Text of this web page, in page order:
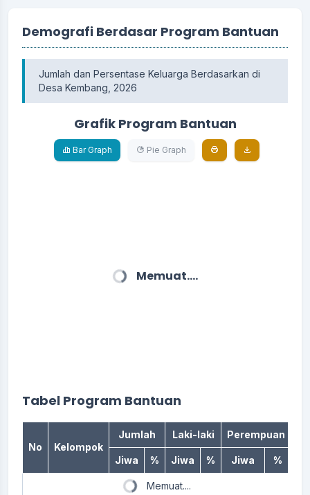
Demografi Berdasar Program Bantuan
Jumlah dan Persentase Keluarga Berdasarkan di
Desa Kembang, 2026
Grafik Program Bantuan
Bar Graph Pie Graph
Memuat....
Tabel Program Bantuan
No Kelompok
Jumlah Laki-laki Perempuan
Jiwa % Jiwa % Jiwa %
Memuat....